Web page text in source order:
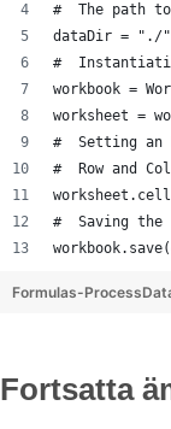
#  The path
dataDir = "./"
#
workbook =
worksheet =
#  Setting an
#  Row and
#  Saving
Formulas-
Fortsatta